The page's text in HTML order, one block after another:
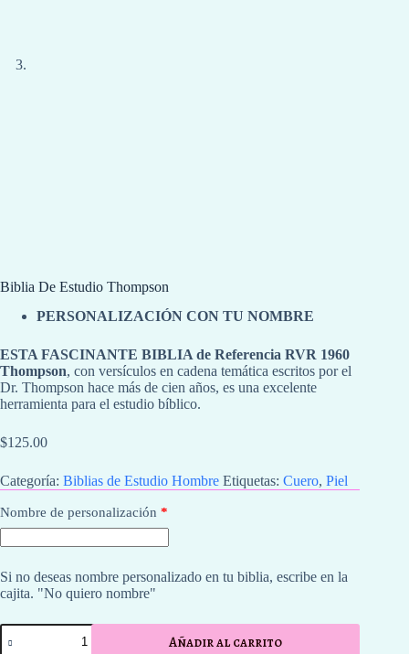
Biblia De Estudio Thompson
PERSONALIZACIÓN CON TU NOMBRE
ESTA FASCINANTE BIBLIA de Referencia RVR 1960
Thompson, con versículos en cadena temática escritos por el
Dr. Thompson hace más de cien años, es una excelente
herramienta para el estudio bíblico.
$125.00
Categoría: ⁠Biblias de Estudio Hombre Etiquetas: Cuero, Piel
Nombre de personalización *
Si no deseas nombre personalizado en tu biblia, escribe en la
cajita. "No quiero nombre"
Biblia
De
Añadir al carrito